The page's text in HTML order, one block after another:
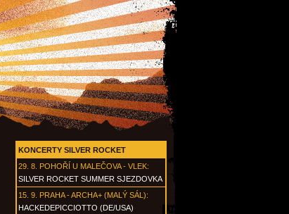
KONCERTY SILVER ROCKET
29. 8. POHOŘÍ U MALEČOVA - VLEK:
SILVER ROCKET SUMMER SJEZDOVKA
15. 9. PRAHA - ARCHA+ (MALÝ SÁL):
HACKEDEPICCIOTTO (DE/USA)